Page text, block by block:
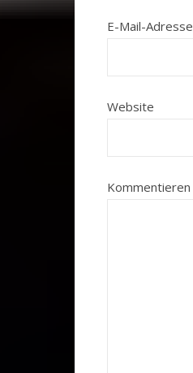
E-Mail-Adresse
Website
Kommentieren